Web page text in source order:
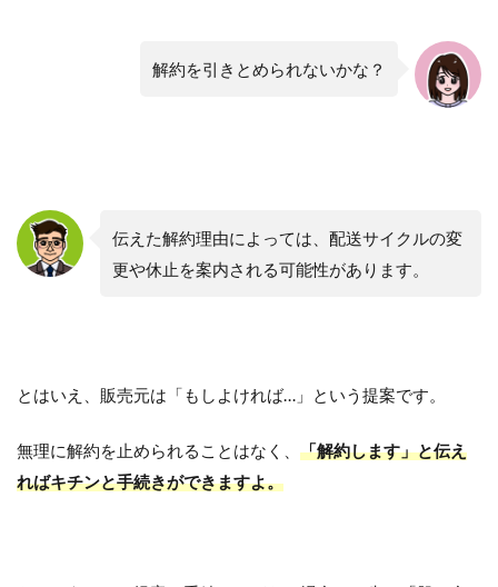
解約を引きとめられないかな？
伝えた解約理由によっては、配送サイクルの変
更や休止を案内される可能性があります。
とはいえ、販売元は「もしよければ…」という提案です。
無理に解約を止められることはなく、 「解約します」と伝え
ればキチンと手続きができますよ。